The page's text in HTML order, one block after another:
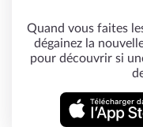
Quand vous faites
dégainez la
pour découvrir si